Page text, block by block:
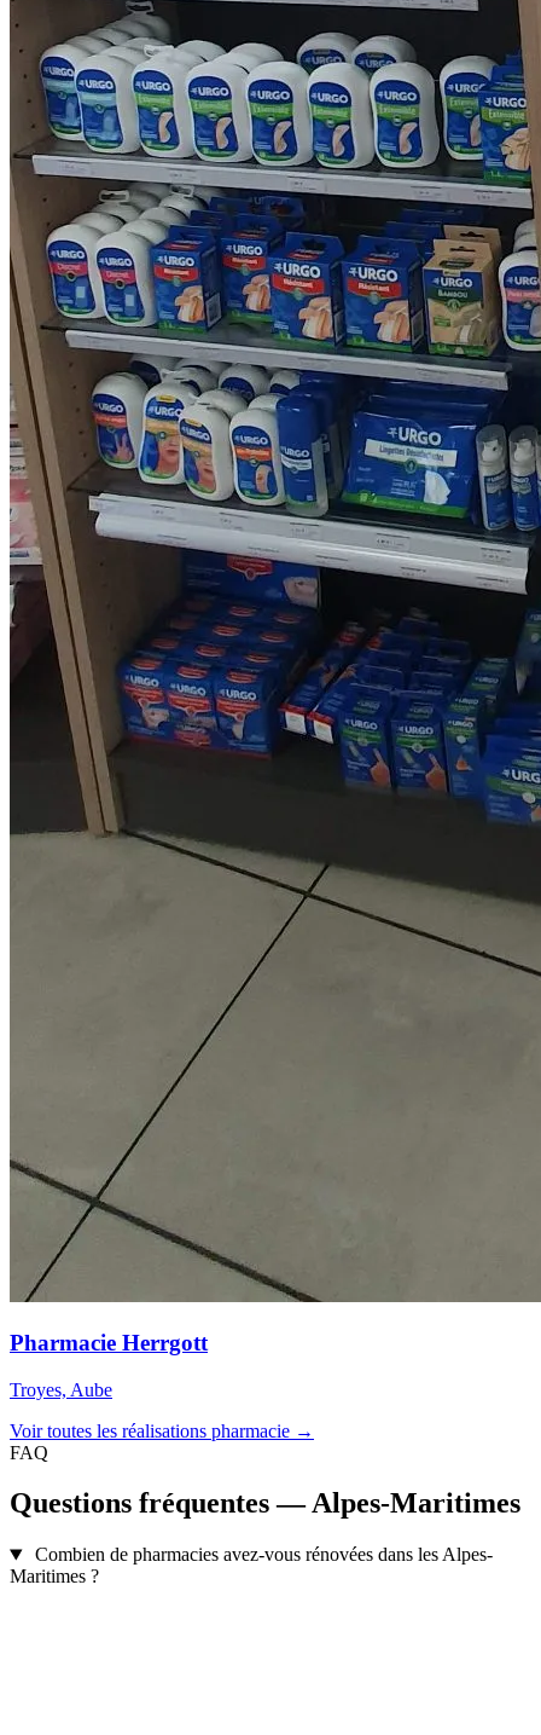
Pharmacie Herrgott
Troyes, Aube
Voir toutes les réalisations pharmacie →
FAQ
Questions fréquentes — Alpes-Maritimes
Combien de pharmacies avez-vous rénovées dans les Alpes-
Maritimes ?